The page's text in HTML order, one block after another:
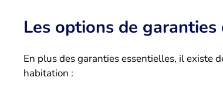
Les options de
En plus des garanties essentielles, il existe
habitation :